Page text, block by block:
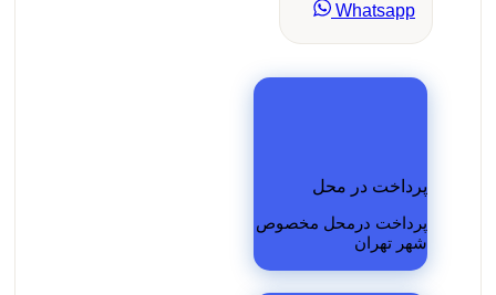
Whatsapp
پرداخت در محل
پرداخت درمحل مخصوص
شهر تهران